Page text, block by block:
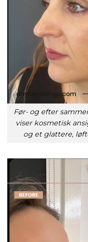
Før- og efter
viser kosmetisk
og et glattere,